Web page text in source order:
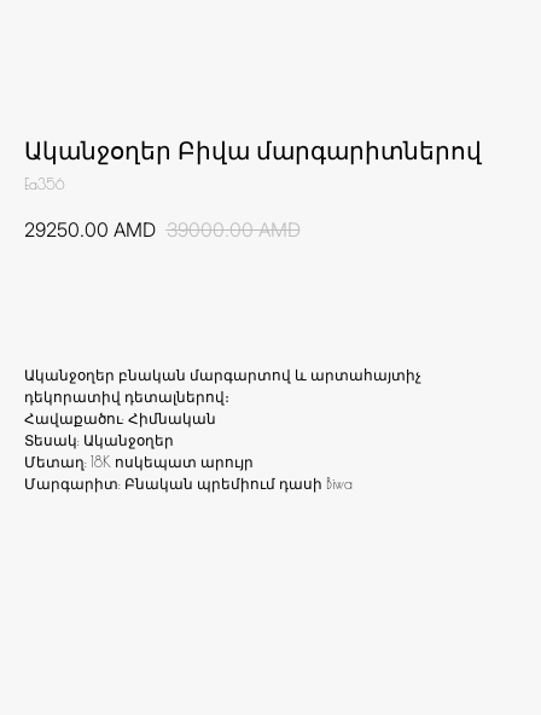
Ականջօղեր Բիվա մարգարիտներով
Ea356
29250.00 AMD 39000.00 AMD
Ականջօղեր բնական մարգարտով և արտահայտիչ
դեկորատիվ դետալներով։
Հավաքածու: Հիմնական
Տեսակ: Ականջօղեր
Մետաղ: 18K ոսկեպատ արույր
Մարգարիտ: Բնական պրեմիում դասի Biwa